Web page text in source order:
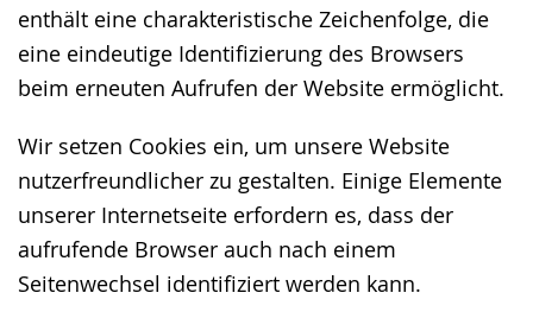
enthält eine charakteristische Zeichenfolge, die
eine eindeutige Identifizierung des Browsers
beim erneuten Aufrufen der Website ermöglicht.
Wir setzen Cookies ein, um unsere Website
nutzerfreundlicher zu gestalten. Einige Elemente
unserer Internetseite erfordern es, dass der
aufrufende Browser auch nach einem
Seitenwechsel identifiziert werden kann.